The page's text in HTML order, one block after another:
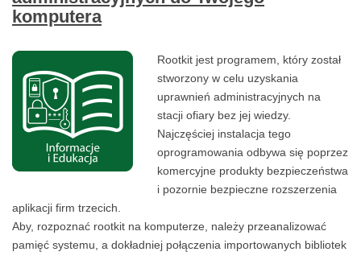
komputera
Rootkit jest programem, który został
stworzony w celu uzyskania
uprawnień administracyjnych na
stacji ofiary bez jej wiedzy.
Najczęściej instalacja tego
oprogramowania odbywa się poprzez
komercyjne produkty bezpieczeństwa
i pozornie bezpieczne rozszerzenia
aplikacji firm trzecich.
Aby, rozpoznać rootkit na komputerze, należy przeanalizować
pamięć systemu, a dokładniej połączenia importowanych bibliotek